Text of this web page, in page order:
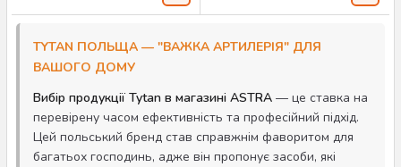
TYTAN ПОЛЬЩА — "ВАЖКА АРТИЛЕРІЯ" ДЛЯ
ВАШОГО ДОМУ
Вибір продукції Tytan в магазині ASTRA — це ставка на
перевірену часом ефективність та професійний підхід.
Цей польський бренд став справжнім фаворитом для
багатьох господинь, адже він пропонує засоби, які